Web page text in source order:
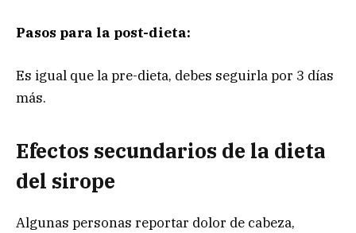
Pasos para la post-dieta:
Es igual que la pre-dieta, debes seguirla por 3 días
más.
Efectos secundarios de la dieta
del sirope
Algunas personas reportar dolor de cabeza,